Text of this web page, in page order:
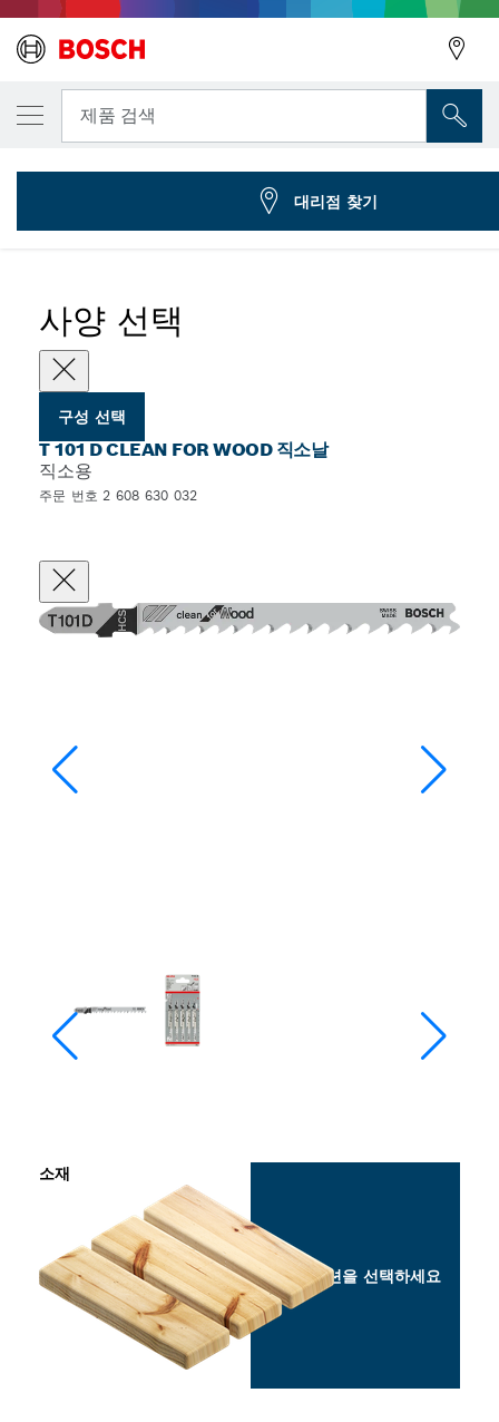
제품 검색
... T 101 D Clean for Wood 직소날
사양 선택
구성 선택
T 101 D CLEAN FOR WOOD 직소날
직소용
주문 번호 2 608 630 032
소재
옵션을 선택하세요
선택한 변형
직소날 T 101 D
2 608 630 032
대리점 찾기